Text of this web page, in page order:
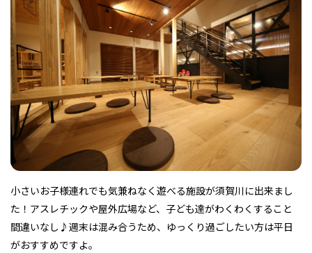
和食 わんぱく 福島ローカルグル
メ
パン アジア・エスニッ
ク
テイクアウト
温泉 体験 名所
レジャー・スポー
ツ施設
非日常 イベントレポート
フィットネス・や
せたい
鍼灸・整体・リラ
クゼーション
まつ毛サロン
脱毛 温活・サウナ 歯列矯正・審美歯
科
インテリア 食品・酒 生活を彩るモノ
その他
趣味・スキルアッ
プ
保育園・こども園 子どもの習い事・
塾
幼稚園 教育 ライフイベント
小さいお子様連れでも気兼ねなく遊べる施設が須賀川に出来まし
た！アスレチックや屋外広場など、子ども達がわくわくすること
間違いなし♪週末は混み合うため、ゆっくり過ごしたい方は平日
がおすすめですよ。